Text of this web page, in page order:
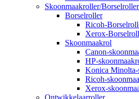
Skoonmaakroller/Borselroller
Borselroller
Ricoh-
Xerox-
Skoonmaakrol
Canon-
HP-
Konica Minolta-
Ricoh-
Xerox-
Ontwikkelaarroller